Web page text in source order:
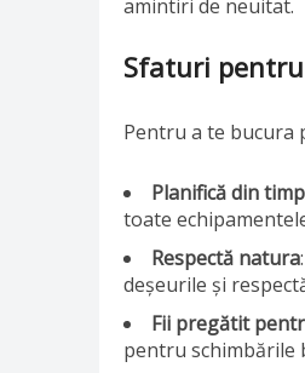
amintiri de neuitat.
Sfaturi
Pentru a te bucura
Planifică din timp
toate
Respectă natura
deșeurile și
Fii pregătit
pentru schimbările